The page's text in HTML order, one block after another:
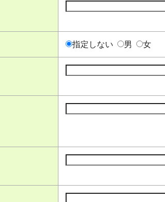
指定しない 男 女